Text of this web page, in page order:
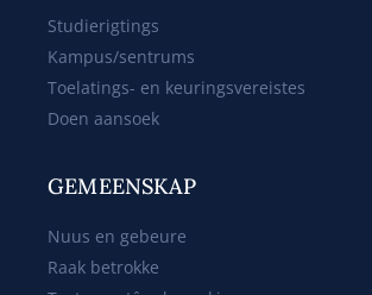
Studierigtings
Kampus/sentrums
Toelatings- en keuringsvereistes
Doen aansoek
GEMEENSKAP
Nuus en gebeure
Raak betrokke